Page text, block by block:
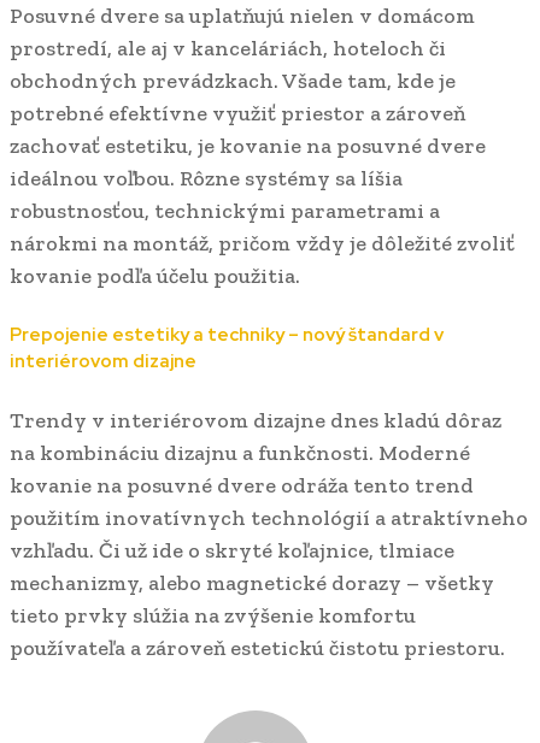
Posuvné dvere sa uplatňujú nielen v domácom
prostredí, ale aj v kanceláriách, hoteloch či
obchodných prevádzkach. Všade tam, kde je
potrebné efektívne využiť priestor a zároveň
zachovať estetiku, je kovanie na posuvné dvere
ideálnou voľbou. Rôzne systémy sa líšia
robustnosťou, technickými parametrami a
nárokmi na montáž, pričom vždy je dôležité zvoliť
kovanie podľa účelu použitia.
Prepojenie estetiky a techniky – nový štandard v
interiérovom dizajne
Trendy v interiérovom dizajne dnes kladú dôraz
na kombináciu dizajnu a funkčnosti. Moderné
kovanie na posuvné dvere odráža tento trend
použitím inovatívnych technológií a atraktívneho
vzhľadu. Či už ide o skryté koľajnice, tlmiace
mechanizmy, alebo magnetické dorazy – všetky
tieto prvky slúžia na zvýšenie komfortu
používateľa a zároveň estetickú čistotu priestoru.